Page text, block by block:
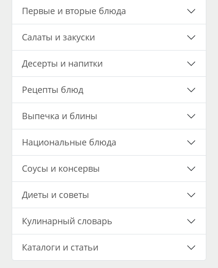
Первые и вторые блюда
Салаты и закуски
Десерты и напитки
Рецепты блюд
Выпечка и блины
Национальные блюда
Соусы и консервы
Диеты и советы
Кулинарный словарь
Каталоги и статьи